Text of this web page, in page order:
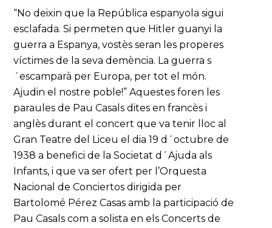
“No deixin que la República espanyola sigui
esclafada. Si permeten que Hitler guanyi la
guerra a Espanya, vostès seran les properes
víctimes de la seva demència. La guerra s
´escamparà per Europa, per tot el món.
Ajudin el nostre poble!” Aquestes foren les
paraules de Pau Casals dites en francès i
anglès durant el concert que va tenir lloc al
Gran Teatre del Liceu el dia 19 d´octubre de
1938 a benefici de la Societat d´Ajuda als
Infants, i que va ser ofert per l’Orquesta
Nacional de Conciertos dirigida per
Bartolomé Pérez Casas amb la participació de
Pau Casals com a solista en els Concerts de